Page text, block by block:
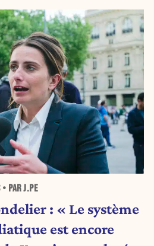
• PAR J.PE
: « Le système
est encore